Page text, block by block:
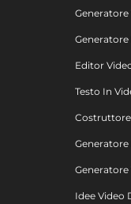
Generatore
Editor
Testo In
Costruttore
Generatore
Idee Video